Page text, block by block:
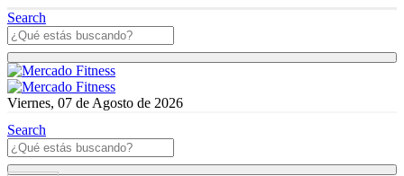
Search
Viernes, 07 de Agosto de 2026
Search